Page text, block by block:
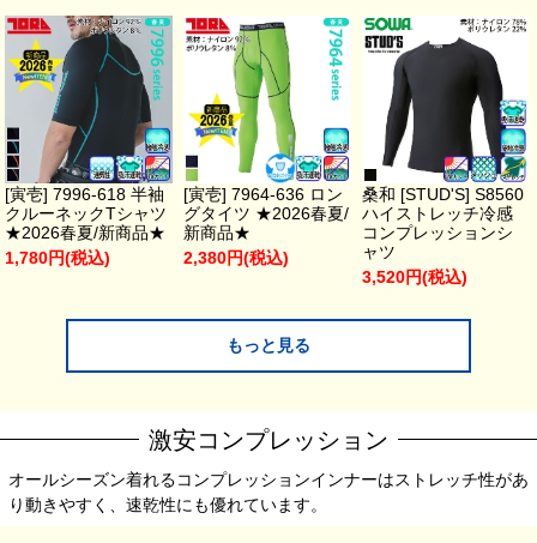
[寅壱] 7996-618 半袖
クルーネックTシャツ
★2026春夏/新商品★
1,780円(税込)
[寅壱] 7964-636 ロン
グタイツ ★2026春夏/
新商品★
2,380円(税込)
桑和 [STUD'S] S8560
ハイストレッチ冷感
コンプレッションシ
ャツ
3,520円(税込)
もっと見る
激安コンプレッション
オールシーズン着れるコンプレッションインナーはストレッチ性があ
り動きやすく、速乾性にも優れています。